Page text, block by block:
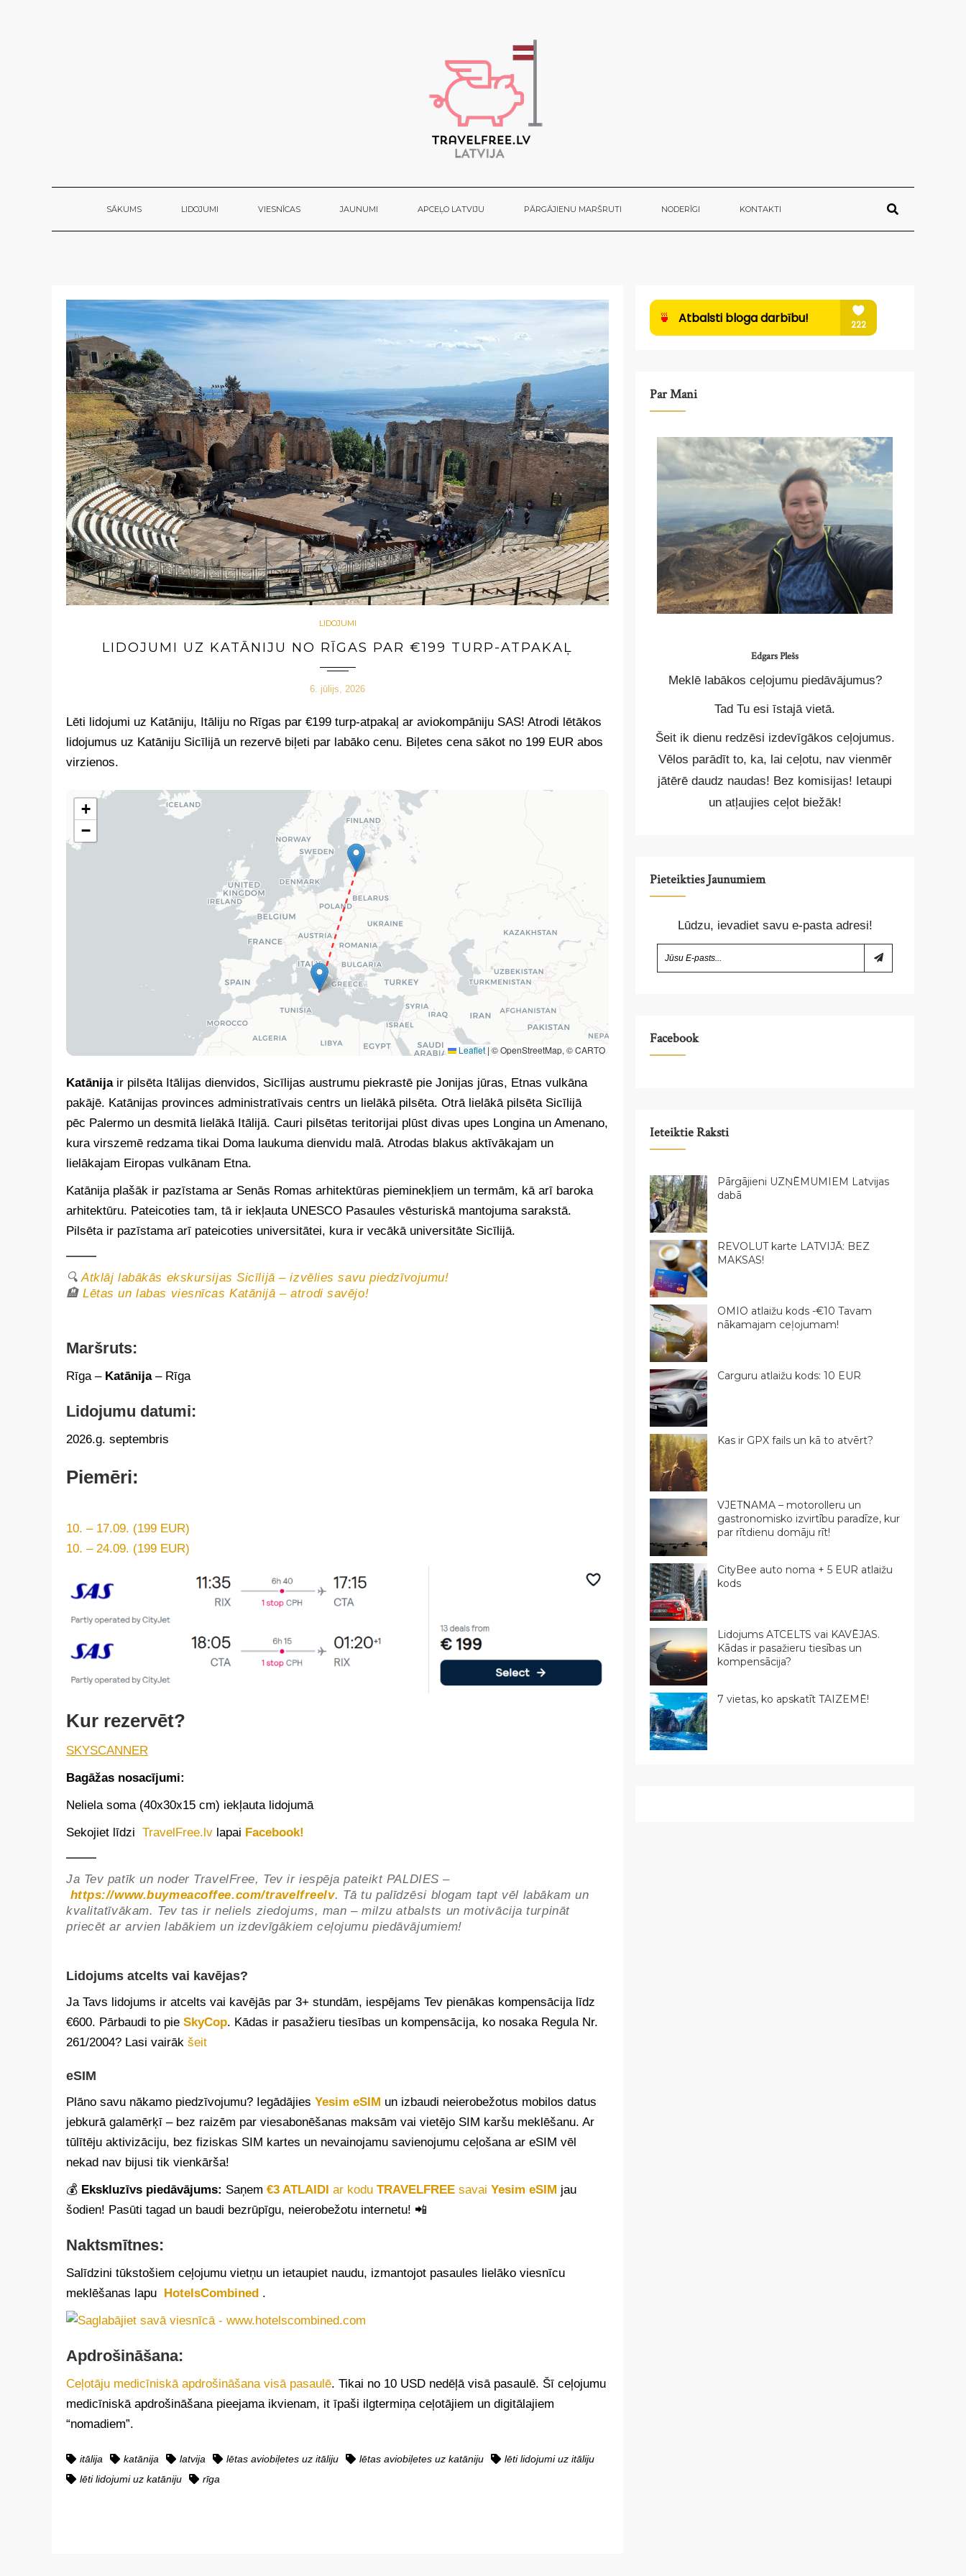
SĀKUMS LIDOJUMI VIESNĪCAS JAUNUMI APCEĻO LATVIJU PĀRGĀJIENU MARŠRUTI NODERĪGI KONTAKTI
LIDOJUMI
LIDOJUMI UZ KATĀNIJU NO RĪGAS PAR €199 TURP-ATPAKAĻ
6. jūlijs, 2026
Lēti lidojumi uz Katāniju, Itāliju no Rīgas par €199 turp-atpakaļ ar aviokompāniju SAS! Atrodi lētākos
lidojumus uz Katāniju Sicīlijā un rezervē biļeti par labāko cenu. Biļetes cena sākot no 199 EUR abos
virzienos.
+
−
Leaflet | © OpenStreetMap, © CARTO
Katānijair pilsēta Itālijas dienvidos, Sicīlijas austrumu piekrastē pie Jonijas jūras, Etnas vulkāna
pakājē. Katānijas provinces administratīvais centrs un lielākā pilsēta. Otrā lielākā pilsēta Sicīlijā
pēc Palermo un desmitā lielākā Itālijā. Cauri pilsētas teritorijai plūst divas upes Longina un Amenano,
kura virszemē redzama tikai Doma laukuma dienvidu malā. Atrodas blakus aktīvākajam un
lielākajam Eiropas vulkānam Etna.
Katānija plašāk ir pazīstama ar Senās Romas arhitektūras pieminekļiem un termām, kā arī baroka
arhitektūru. Pateicoties tam, tā ir iekļauta UNESCO Pasaules vēsturiskā mantojuma sarakstā.
Pilsēta ir pazīstama arī pateicoties universitātei, kura ir vecākā universitāte Sicīlijā.
🔍Atklāj labākās ekskursijas Sicīlijā – izvēlies savu piedzīvojumu!
🏨Lētas un labas viesnīcas Katānijā – atrodi savējo!
Maršruts:
Rīga – Katānija – Rīga
Lidojumu datumi:
2026.g. septembris
Piemēri:
10. – 17.09. (199 EUR)
10. – 24.09. (199 EUR)
Kur rezervēt?
SKYSCANNER
Bagāžas nosacījumi:
Neliela soma (40x30x15 cm) iekļauta lidojumā
Sekojiet līdzi TravelFree.lv lapai Facebook!
Ja Tev patīk un noder TravelFree, Tev ir iespēja pateikt PALDIES –
https://www.buymeacoffee.com/travelfreelv. Tā tu palīdzēsi blogam tapt vēl labākam un
kvalitatīvākam. Tev tas ir neliels ziedojums, man – milzu atbalsts un motivācija turpināt
priecēt ar arvien labākiem un izdevīgākiem ceļojumu piedāvājumiem!
Lidojums atcelts vai kavējas?
Ja Tavs lidojums ir atcelts vai kavējās par 3+ stundām, iespējams Tev pienākas kompensācija līdz
€600. Pārbaudi to pie SkyCop. Kādas ir pasažieru tiesības un kompensācija, ko nosaka Regula Nr.
261/2004? Lasi vairāk šeit
eSIM
Plāno savu nākamo piedzīvojumu? Iegādājies Yesim eSIM un izbaudi neierobežotus mobilos datus
jebkurā galamērķī – bez raizēm par viesabonēšanas maksām vai vietējo SIM karšu meklēšanu. Ar
tūlītēju aktivizāciju, bez fiziskas SIM kartes un nevainojamu savienojumu ceļošana ar eSIM vēl
nekad nav bijusi tik vienkārša!
💰 Ekskluzīvs piedāvājums: Saņem €3 ATLAIDI ar kodu TRAVELFREE savai Yesim eSIM jau
šodien! Pasūti tagad un baudi bezrūpīgu, neierobežotu internetu! 📲
Naktsmītnes:
Salīdzini tūkstošiem ceļojumu vietņu un ietaupiet naudu, izmantojot pasaules lielāko viesnīcu
meklēšanas lapu HotelsCombined .
Apdrošināšana:
Ceļotāju medicīniskā apdrošināšana visā pasaulē. Tikai no 10 USD nedēļā visā pasaulē. Šī ceļojumu
medicīniskā apdrošināšana pieejama ikvienam, it īpaši ilgtermiņa ceļotājiem un digitālajiem
“nomadiem”.
itālija katānija latvija lētas aviobiļetes uz itāliju lētas aviobiļetes uz katāniju
lēti lidojumi uz itāliju
lēti lidojumi uz katāniju
rīga
Par Mani
Edgars Plešs
Meklē labākos ceļojumu piedāvājumus?
Tad Tu esi īstajā vietā.
Šeit ik dienu redzēsi izdevīgākos ceļojumus.
Vēlos parādīt to, ka, lai ceļotu, nav vienmēr
jātērē daudz naudas! Bez komisijas! Ietaupi
un atļaujies ceļot biežāk!
Pieteikties Jaunumiem
Lūdzu, ievadiet savu e-pasta adresi!
Facebook
Ieteiktie Raksti
Pārgājieni UZŅĒMUMIEM Latvijas
dabā
REVOLUT karte LATVIJĀ: BEZ
MAKSAS!
OMIO atlaižu kods -€10 Tavam
nākamajam ceļojumam!
Carguru atlaižu kods: 10 EUR
Kas ir GPX fails un kā to atvērt?
VJETNAMA – motorolleru un
gastronomisko izvirtību paradīze, kur
par rītdienu domāju rīt!
CityBee auto noma + 5 EUR atlaižu
kods
Lidojums ATCELTS vai KAVĒJAS.
Kādas ir pasažieru tiesības un
kompensācija?
7 vietas, ko apskatīt TAIZEMĒ!